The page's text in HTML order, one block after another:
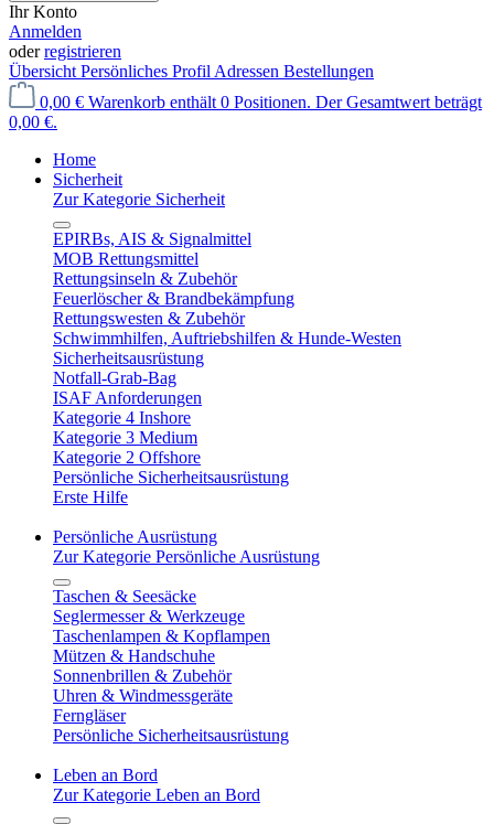
Ihr Konto
Anmelden
oderregistrieren
Übersicht Persönliches Profil Adressen Bestellungen
0,00 € Warenkorb enthält 0 Positionen. Der Gesamtwert beträgt
0,00 €.
Home
Sicherheit
Zur Kategorie Sicherheit
EPIRBs, AIS & Signalmittel
MOB Rettungsmittel
Rettungsinseln & Zubehör
Feuerlöscher & Brandbekämpfung
Rettungswesten & Zubehör
Schwimmhilfen, Auftriebshilfen & Hunde-Westen
Sicherheitsausrüstung
Notfall-Grab-Bag
ISAF Anforderungen
Kategorie 4 Inshore
Kategorie 3 Medium
Kategorie 2 Offshore
Persönliche Sicherheitsausrüstung
Erste Hilfe
Persönliche Ausrüstung
Zur Kategorie Persönliche Ausrüstung
Taschen & Seesäcke
Seglermesser & Werkzeuge
Taschenlampen & Kopflampen
Mützen & Handschuhe
Sonnenbrillen & Zubehör
Uhren & Windmessgeräte
Ferngläser
Persönliche Sicherheitsausrüstung
Leben an Bord
Zur Kategorie Leben an Bord